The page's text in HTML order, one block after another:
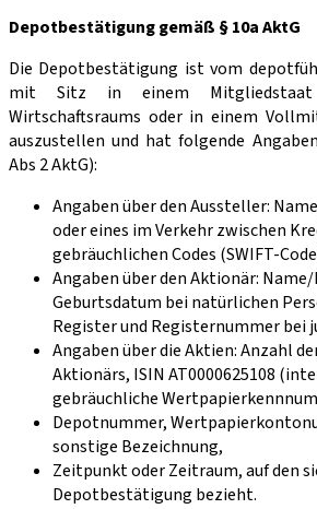
Depotbestätigung gemäß § 10a AktG
Die Depotbestätigung ist vom
mit Sitz in einem Mitglied­staat
Wirtschaftsraums oder in einem
auszustellen und hat folgende
Abs 2 AktG):
Angaben über den Aussteller:
oder eines im Verkehr zwischen
gebräuchlichen Codes (SWIFT-
Angaben über den Aktionär:
Geburtsdatum bei natürlichen
Register und Registernummer bei
Angaben über die Aktien: Anzahl
Aktionärs, ISIN AT0000625108
gebräuchliche
Depotnummer,
sonstige Bezeichnung,
Zeitpunkt oder Zeitraum, auf den
Depotbestätigung bezieht.